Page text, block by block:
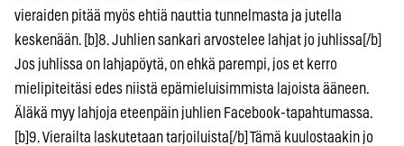
vieraiden pitää myös ehtiä nauttia tunnelmasta ja jutella
keskenään. [b]8. Juhlien sankari arvostelee lahjat jo juhlissa[/b]
Jos juhlissa on lahjapöytä, on ehkä parempi, jos et kerro
mielipiteitäsi edes niistä epämieluisimmista lajoista ääneen.
Äläkä myy lahjoja eteenpäin juhlien Facebook-tapahtumassa.
[b]9. Vierailta laskutetaan tarjoiluista[/b] Tämä kuulostaakin jo